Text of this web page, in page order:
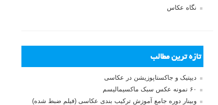
نگاه عکاس
تازه ترین مطالب
دیپتیک و جاکستا‌پوزیشن در عکاسی
۶۰ نمونه عکس سبک ماکسیمالیسم
وبینار دوره جامع آموزش ترکیب بندی عکاسی (فیلم ضبط شده)